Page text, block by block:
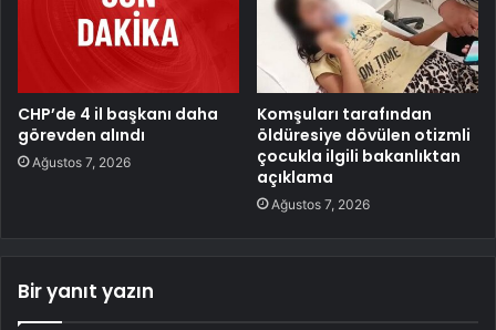
CHP’de 4 il başkanı daha
görevden alındı
Ağustos 7, 2026
Komşuları tarafından
öldüresiye dövülen otizmli
çocukla ilgili bakanlıktan
açıklama
Ağustos 7, 2026
Bir yanıt yazın